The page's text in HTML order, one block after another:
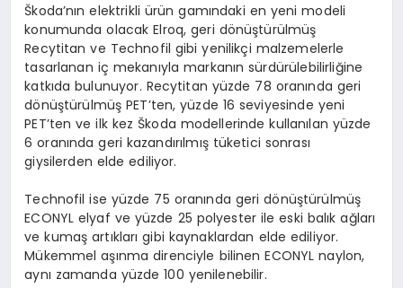
Škoda’nın elektrikli ürün gamındaki en yeni modeli
konumunda olacak Elroq, geri dönüştürülmüş
Recytitan ve Technofil gibi yenilikçi malzemelerle
tasarlanan iç mekanıyla markanın sürdürülebilirliğine
katkıda bulunuyor. Recytitan yüzde 78 oranında geri
dönüştürülmüş PET’ten, yüzde 16 seviyesinde yeni
PET’ten ve ilk kez Škoda modellerinde kullanılan yüzde
6 oranında geri kazandırılmış tüketici sonrası
giysilerden elde ediliyor.
Technofil ise yüzde 75 oranında geri dönüştürülmüş
ECONYL elyaf ve yüzde 25 polyester ile eski balık ağları
ve kumaş artıkları gibi kaynaklardan elde ediliyor.
Mükemmel aşınma direnciyle bilinen ECONYL naylon,
aynı zamanda yüzde 100 yenilenebilir.